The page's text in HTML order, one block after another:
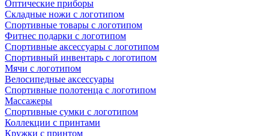
Оптические приборы
Складные ножи с логотипом
Спортивные товары с логотипом
Фитнес подарки с логотипом
Спортивные аксессуары с логотипом
Спортивный инвентарь с логотипом
Мячи с логотипом
Велосипедные аксессуары
Спортивные полотенца с логотипом
Массажеры
Спортивные сумки с логотипом
Коллекции с принтами
Кружки с принтом